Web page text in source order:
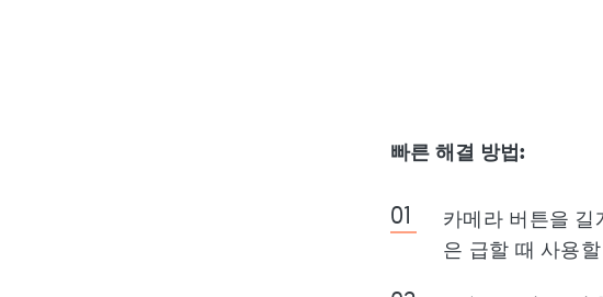
빠른 해결 방법:
카메라 버튼을 길
은 급할 때 사용